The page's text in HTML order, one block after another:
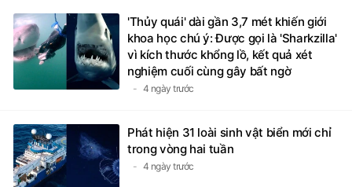
'Thủy quái' dài gần 3,7 mét khiến giới
khoa học chú ý: Được gọi là 'Sharkzilla'
vì kích thước khổng lồ, kết quả xét
nghiệm cuối cùng gây bất ngờ
4 ngày trước
Phát hiện 31 loài sinh vật biển mới chỉ
trong vòng hai tuần
4 ngày trước